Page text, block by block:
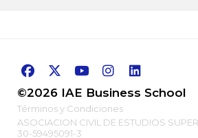
©2026 IAE Business School
Términos y Condiciones
ASOCIACION CIVIL DE ESTUDIOS
30-59495091-3